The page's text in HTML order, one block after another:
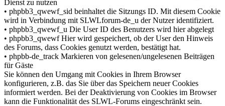
Dienst zu nutzen
• phpbb3_qwewf_sid beinhaltet die Sitzungs ID. Mit diesem Cookie
wird in Verbindung mit SLWLforum-de_u der Nutzer identifiziert.
• phpbb3_qwewf_u Die User ID des Benutzers wird hier abgelegt
• phpbb3_qwewf Hier wird gespeichert, ob der User den Hinweis
des Forums, dass Cookies genutzt werden, bestätigt hat.
• phpbb-de_track Markieren von gelesenen/ungelesenen Beiträgen
für Gäste
Sie können den Umgang mit Cookies in Ihrem Browser
konfigurieren, z.B. das Sie über das Speichern neuer Cookies
informiert werden. Bei der Deaktivierung von Cookies im Browser
kann die Funktionalität des SLWL-Forums eingeschränkt sein.